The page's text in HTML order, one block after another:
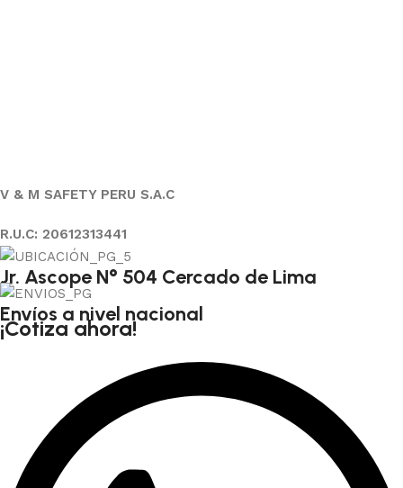
V & M SAFETY PERU S.A.C
R.U.C: 20612313441
Jr. Ascope N° 504 Cercado de Lima
Envíos a nivel nacional
¡Cotiza ahora!